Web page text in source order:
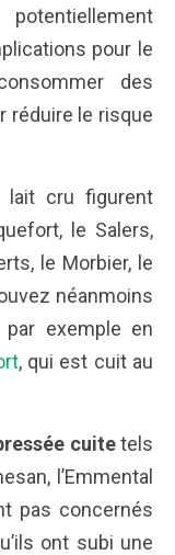
pour le
des
réduire le risque
lait cru figurent
le Salers,
le Morbier, le
néanmoins
par exemple en
, qui est cuit au
cuitetels
l’Emmental
pas concernés
ont subi une